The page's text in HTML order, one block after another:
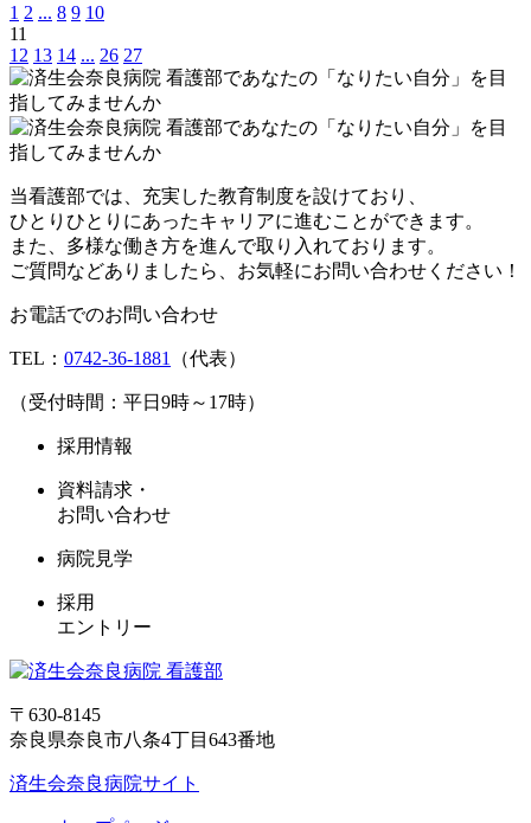
1 2 ... 8 9 10
11
12 13 14 ... 26 27
当看護部では、充実した教育制度を設けており、
ひとりひとりにあったキャリアに進むことができます。
また、多様な働き方を進んで取り入れております。
ご質問などありましたら、お気軽にお問い合わせください！
お電話でのお問い合わせ
TEL： 0742-36-1881 （代表）
（受付時間：平日9時～17時）
採用情報
資料請求・
お問い合わせ
病院見学
採用
エントリー
〒630-8145
奈良県奈良市八条4丁目643番地
済生会奈良病院サイト